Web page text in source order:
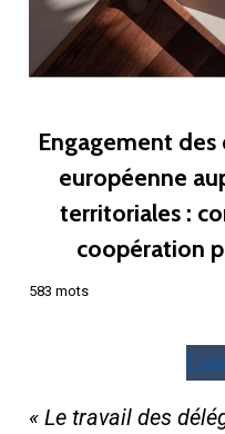
Engagement des
européenne
territoriales :
coopération
583 mots
« Le travail des